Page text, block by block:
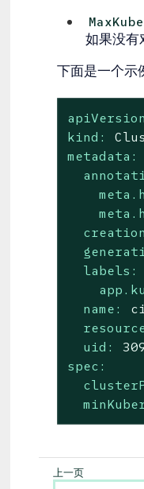
如果没有
下面是一个示
kind:
metadata:
labels:
name:
uid:
spec: